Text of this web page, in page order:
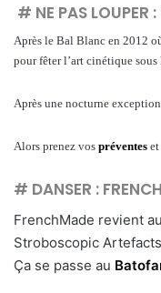
# NE PAS LOUPER :
Après le Bal Blanc en 2012
pour fêter l’art cinétique
Après une nocturne
Alors prenez vos préventes
# DANSER :
FrenchMade revient
Stroboscopic
Ça se passe au